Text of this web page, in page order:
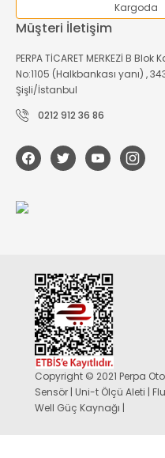
Kargoda
Müşteri İletişim
PERPA TİCARET MERKEZİ B Blok
No:1105 (Halkbankası yanı) ,
Şişli/İstanbul
0212 912 36 86
Copyright © 2021 Perpa
Sensör | Uni-t Ölçü Aleti |
Well Güç Kaynağı |